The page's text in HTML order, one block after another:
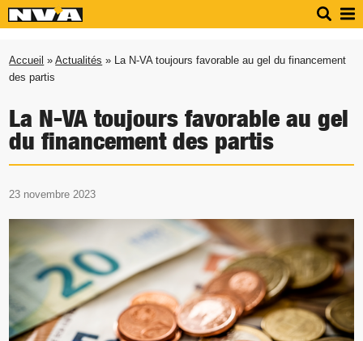
Accueil »Actualités » La N-VA toujours favorable au gel du financement
des partis
La N-VA toujours favorable au gel
du financement des partis
23 novembre 2023